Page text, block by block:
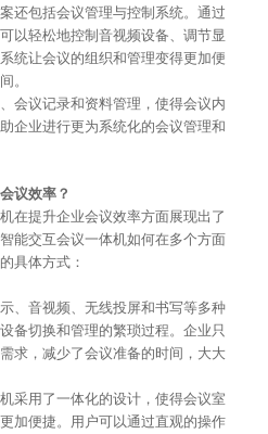
还包括会议管理与控制系统。通过
以轻松地控制音视频设备、调节显
统让会议的组织和管理变得更加便
。
会议记录和资料管理，使得会议内
企业进行更为系统化的会议管理和
议效率？
在提升企业会议效率方面展现出了
能交互会议一体机如何在多个方面
具体方式：
、音视频、无线投屏和书写等多种
备切换和管理的繁琐过程。企业只
求，减少了会议准备的时间，大大
采用了一体化的设计，使得会议室
加便捷。用户可以通过直观的操作